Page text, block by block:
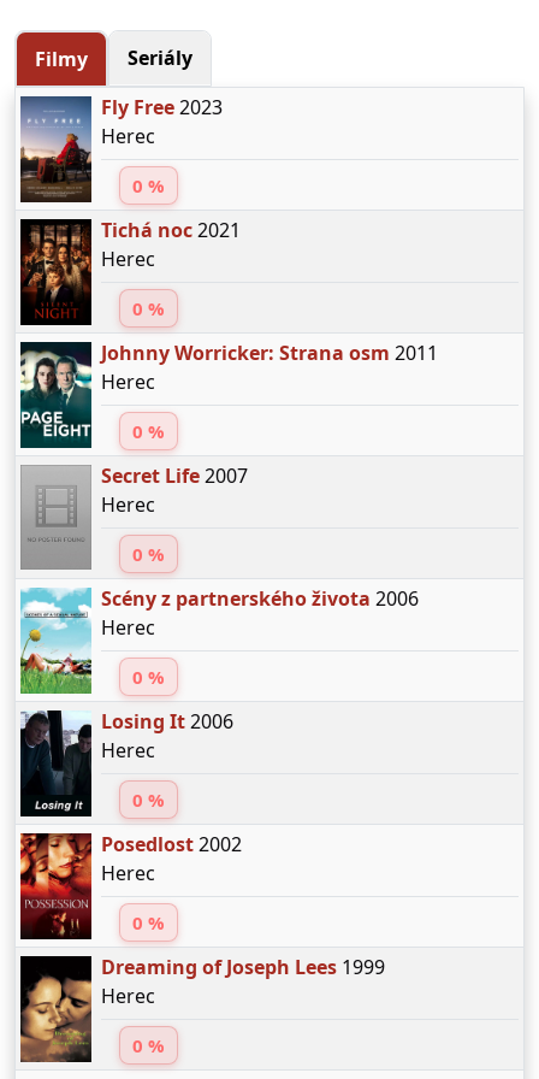
Filmy
Seriály
Fly Free2023
Herec
0 %
Tichá noc2021
Herec
0 %
Johnny Worricker: Strana osm 2011
Herec
0 %
Secret Life2007
Herec
0 %
Scény z partnerského života 2006
Herec
0 %
Losing It2006
Herec
0 %
Posedlost2002
Herec
0 %
Dreaming of Joseph Lees1999
Herec
0 %